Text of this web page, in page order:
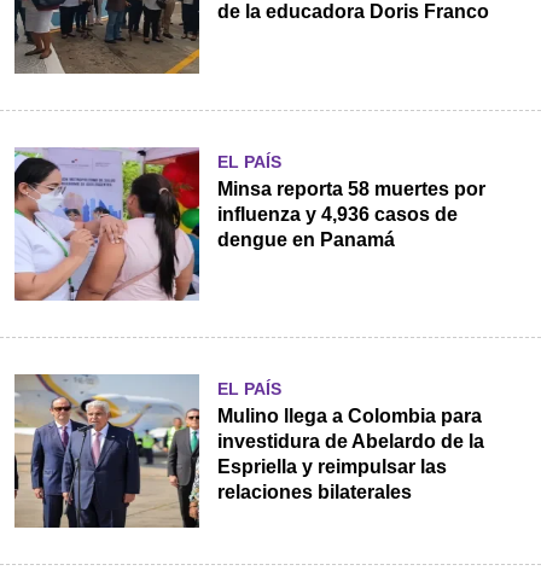
de la educadora Doris Franco
EL PAÍS
Minsa reporta 58 muertes por
influenza y 4,936 casos de
dengue en Panamá
EL PAÍS
Mulino llega a Colombia para
investidura de Abelardo de la
Espriella y reimpulsar las
relaciones bilaterales